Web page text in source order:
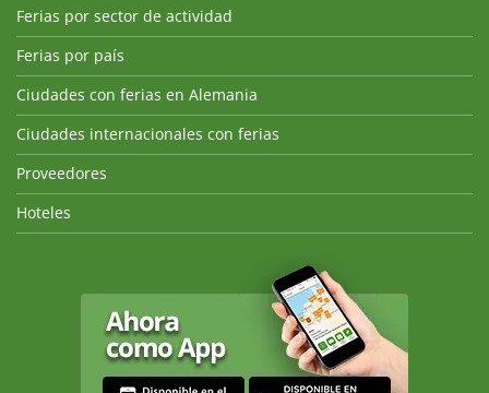
Ferias por sector de actividad
Ferias por país
Ciudades con ferias en Alemania
Ciudades internacionales con ferias
Proveedores
Hoteles